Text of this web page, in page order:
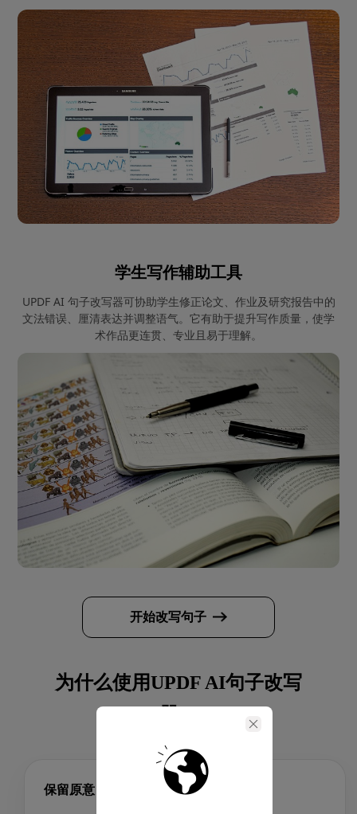
学生写作辅助工具
UPDF AI 句子改写器可协助学生修正论文、作业及研究报告中的
文法错误、厘清表达并调整语气。它有助于提升写作质量，使学
术作品更连贯、专业且易于理解。
开始改写句子
为什么使用UPDF AI句子改写
保留原意